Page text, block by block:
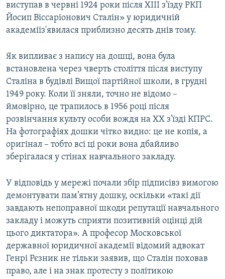
виступав в червні 1924 роки після XIII з'їзду РКП
Йосип Віссаріонович Сталін» у юридичній
академіїз'явилася приблизно десять днів тому.
Як випливає з напису на дошці, вона була
встановлена через чверть століття після виступу
Сталіна в будівлі Вищої партійної школи, в грудні
1949 року. Коли її зняли, точно не відомо –
ймовірно, це трапилось в 1956 році після
розвінчання культу особи вождя на XX з'їзді КПРС.
На фотографіях дошки чітко видно: це не копія, а
оригінал – тобто всі ці роки вона дбайливо
зберігалася у стінах навчального закладу.
У відповідь у мережі почали збір підписівз вимогою
демонтувати пам’ятну дошку, оскільки «такі дії
завдають непоправної шкоди репутації навчального
закладу і можуть сприяти позитивній оцінці дій
цього диктатора». А професор Московської
державної юридичної академії відомий адвокат
Генрі Рєзник не тільки заявив, що Сталін поховав
право, але і на знак протесту з політикою